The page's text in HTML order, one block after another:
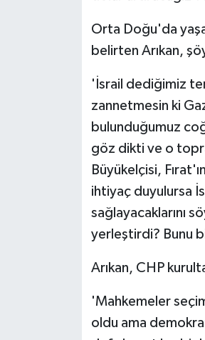
Orta Doğu'da
belirten Arıkan,
'İsrail dediğimiz
zannetmesin ki
bulunduğumuz
göz dikti ve o
Büyükelçisi,
ihtiyaç duyulursa
sağlayacaklarını
yerleştirdi? Bunu
Arıkan, CHP
'Mahkemeler
oldu ama